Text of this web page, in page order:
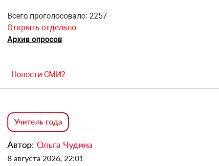
Всего проголосовало: 2257
Открыть отдельно
Архив опросов
Новости СМИ2
Учитель года
Автор: Ольга Чудина
8 августа 2026, 22:01